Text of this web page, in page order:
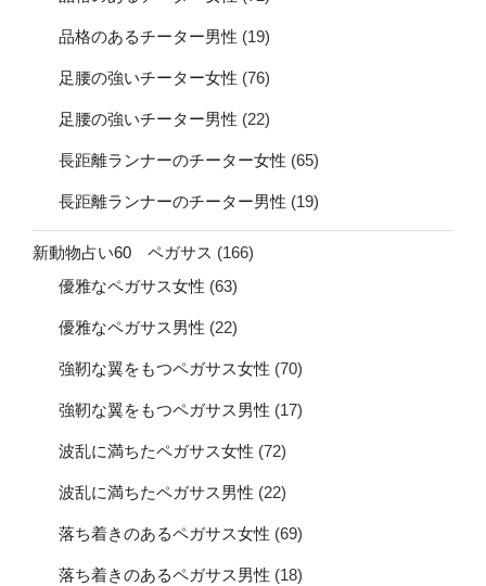
品格のあるチーター男性 (19)
足腰の強いチーター女性 (76)
足腰の強いチーター男性 (22)
長距離ランナーのチーター女性 (65)
長距離ランナーのチーター男性 (19)
新動物占い60 ペガサス (166)
優雅なペガサス女性 (63)
優雅なペガサス男性 (22)
強靭な翼をもつペガサス女性 (70)
強靭な翼をもつペガサス男性 (17)
波乱に満ちたペガサス女性 (72)
波乱に満ちたペガサス男性 (22)
落ち着きのあるペガサス女性 (69)
落ち着きのあるペガサス男性 (18)